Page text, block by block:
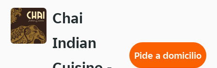
Volver
menú
principal
Chai
Indian
Pide a domicilio